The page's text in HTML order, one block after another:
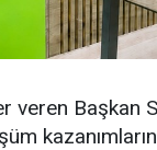
Başkan